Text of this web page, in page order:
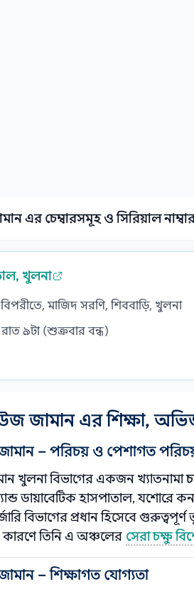
এর চেম্বারসমূহ ও সিরিয়াল
খুলনা
মাজিদ সরণি, শিববাড়ি, খুলনা
৯টা (শুক্রবার বন্ধ)
জামান এর শিক্ষা,
– পরিচয় ও পেশাগত
খুলনা বিভাগের একজন খ্যাতনামা
ডায়াবেটিক হাসপাতাল, যশোরে
বিভাগের প্রধান হিসেবে
কারণে তিনি এ অঞ্চলের সেরা চক্ষু
– শিক্ষাগত যোগ্যতা